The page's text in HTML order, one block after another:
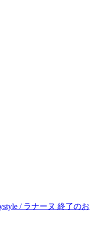
/ ラナーヌ 終了のお